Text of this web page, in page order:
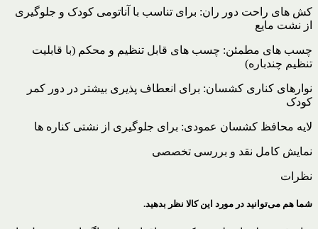
کش های راحت دور ران: برای تناسب با آناتومی کودک و جلوگیری
از نشت مایع
چسب های مطمئن: چسب های قابل تنظیم و محکم (با قابلیت
تنظیم چندباره)
نوارهای کناری کشسان: برای انعطاف پذیری بیشتر در دور کمر
کودک
لایه محافظ کشسان عمودی: برای جلوگیری از نشتی کناره ها
نمایش کامل نقد و بررسی تخصصی
نظرات
شما هم می‌توانید در مورد این کالا نظر بدهید.